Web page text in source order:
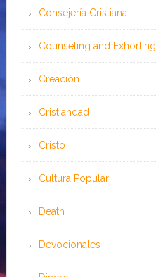
Consejería Cristiana
Counseling and Exhorting
Creación
Cristiandad
Cristo
Cultura Popular
Death
Devocionales